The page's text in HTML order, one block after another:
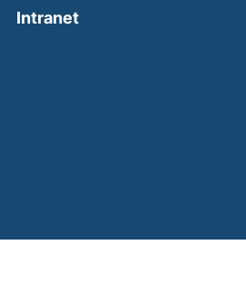
Intranet(external link, opens